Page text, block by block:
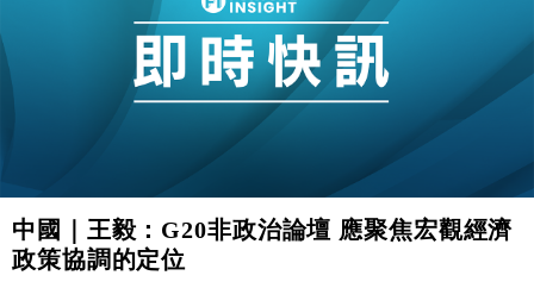
中國｜王毅：G20非政治論壇 應聚焦宏觀經濟
政策協調的定位